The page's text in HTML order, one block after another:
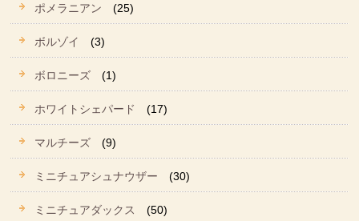
ポメラニアン (25)
ボルゾイ (3)
ボロニーズ (1)
ホワイトシェパード (17)
マルチーズ (9)
ミニチュアシュナウザー (30)
ミニチュアダックス (50)